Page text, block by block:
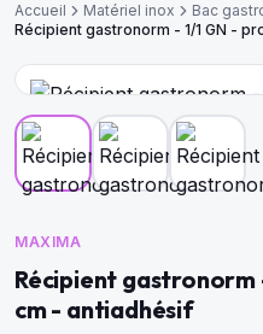
Accueil Matériel inox
Bac
Récipient gastronorm - 1/1 GN -
MAXIMA
Récipient gastronorm
cm - antiadhésif